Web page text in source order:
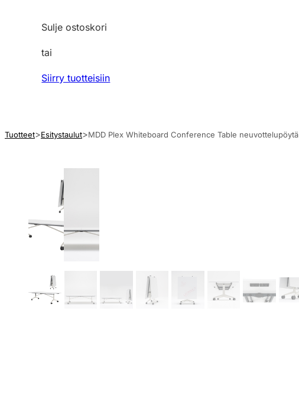
Sulje ostoskori
tai
Siirry tuotteisiin
Tuotteet Esitystaulut MDD Plex Whiteboard Conference Table neuvottelupöytä